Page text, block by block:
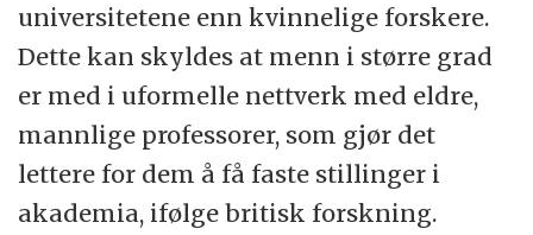
universitetene enn kvinnelige forskere.
Dette kan skyldes at menn i større grad
er med i uformelle nettverk med eldre,
mannlige professorer, som gjør det
lettere for dem å få faste stillinger i
akademia, ifølge britisk forskning.